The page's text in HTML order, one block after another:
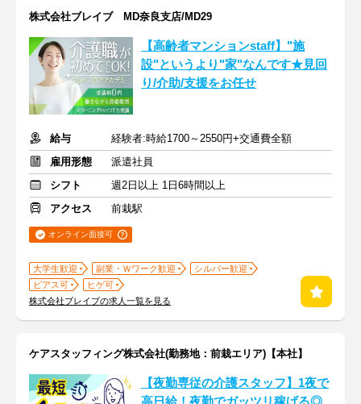
株式会社ブレイブ MD奈良支店/MD29
【高齢者マンションstaff】"施
設"というより"家"なんです★見回
り/介助/支援をお任せ
給与
経験者:時給1700～2550円+交通費全額
雇用形態
派遣社員
シフト
週2日以上 1日6時間以上
アクセス
前栽駅
オンライン面接可
大学生歓迎 副業・Ｗワーク歓迎
シルバー歓迎
ピアス可
ヒゲ可
株式会社ブレイブの求人一覧を見る
ケアスタッフィング株式会社(勤務地：前栽エリア)【本社】
【夜勤専従の介護スタッフ】1夜で